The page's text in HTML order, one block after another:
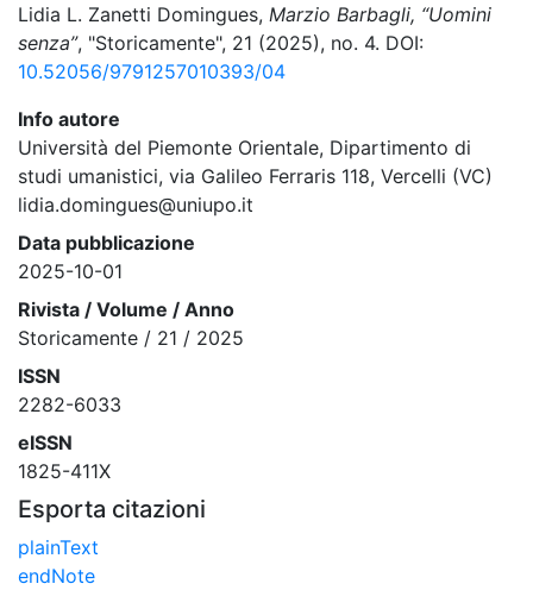
Lidia L. Zanetti Domingues, Marzio Barbagli, “Uomini
senza”, "Storicamente", 21 (2025), no. 4. DOI:
10.52056/9791257010393/04
Info autore
Università del Piemonte Orientale, Dipartimento di
studi umanistici, via Galileo Ferraris 118, Vercelli (VC)
lidia.domingues@uniupo.it
Data pubblicazione
2025-10-01
Rivista / Volume / Anno
Storicamente / 21 / 2025
ISSN
2282-6033
eISSN
1825-411X
Esporta citazioni
plainText
endNote